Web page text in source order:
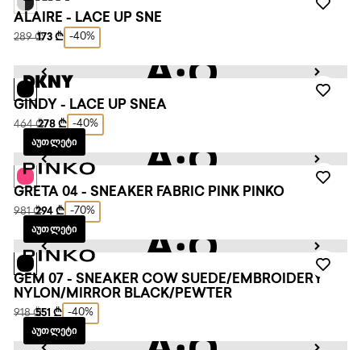
ALAIRE - LACE UP SNE
289 ₾173 ₾ -40%
GINDY - LACE UP SNEA
464 ₾278 ₾ -40%
ᲐᲣᲗᲚᲔᲢᲘ
GRETA 04 - SNEAKER FABRIC PINK PINKO
981 ₾294 ₾ -70%
ᲐᲣᲗᲚᲔᲢᲘ
GEM 07 - SNEAKER COW SUEDE/EMBROIDERY
NYLON/MIRROR BLACK/PEWTER
918 ₾551 ₾ -40%
ᲐᲣᲗᲚᲔᲢᲘ